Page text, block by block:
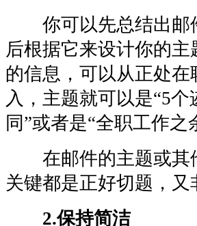
你可以先总结出邮
后根据它来设计你的
的信息，可以从正处
入，主题就可以是“5
同”或者是“全职工作
在邮件的主题或其
关键都是正好切题，
2.保持简洁